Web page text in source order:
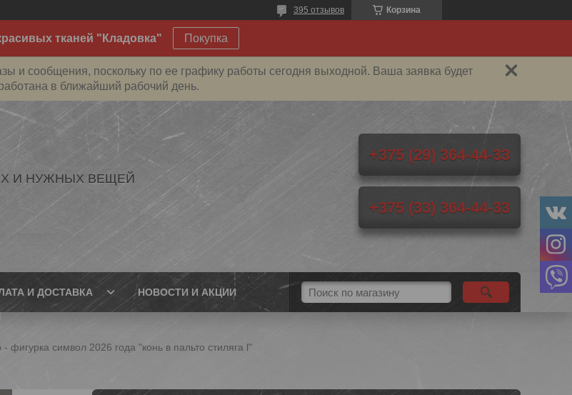
Корзина
395 отзывов
тканей "Кладовка" Покупка
и сообщения, поскольку по ее графику работы сегодня выходной. Ваша заявка будет
в ближайший рабочий день.
И НУЖНЫХ ВЕЩЕЙ
+375 (29) 364-44-33
+375 (33) 364-44-33
И ДОСТАВКА НОВОСТИ И АКЦИИ
- фигурка символ 2026 года "конь в пальто стиляга l"